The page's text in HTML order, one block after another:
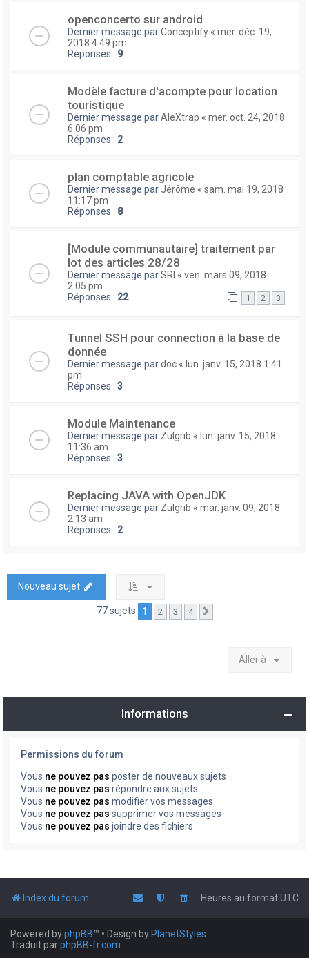
openconcerto sur android
Dernier message parConceptify « mer. déc. 19,
2018 4:49 pm
Réponses : 9
Modèle facture d'acompte pour location
touristique
Dernier message parAleXtrap « mer. oct. 24, 2018
6:06 pm
Réponses : 2
plan comptable agricole
Dernier message par Jérôme « sam. mai 19, 2018
11:17 pm
Réponses : 8
[Module communautaire] traitement par
lot des articles 28/28
Dernier message parSRI « ven. mars 09, 2018
2:05 pm
Réponses : 22 1 2 3
Tunnel SSH pour connection à la base de
donnée
Dernier message pardoc « lun. janv. 15, 2018 1:41
pm
Réponses : 3
Module Maintenance
Dernier message par Zulgrib « lun. janv. 15, 2018
11:36 am
Réponses : 3
Replacing JAVA with OpenJDK
Dernier message par Zulgrib « mar. janv. 09, 2018
2:13 am
Réponses : 2
Nouveau sujet
77 sujets 1 2 3 4
Aller à
Informations
Permissions du forum
Vous ne pouvez pas poster de nouveaux sujets
Vous ne pouvez pas répondre aux sujets
Vous ne pouvez pas modifier vos messages
Vous ne pouvez pas supprimer vos messages
Vous ne pouvez pas joindre des fichiers
Index du forum Heures au formatUTC
Powered byphpBB™ • Design by PlanetStyles
Traduit parphpBB-fr.com